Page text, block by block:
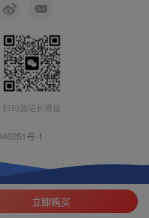
扫码加站长微信
号-1
立即购买